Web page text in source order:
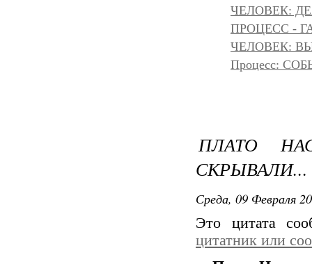
ЧЕЛОВЕК:
ПРОЦЕСС -
ЧЕЛОВЕК:
Процесс:
ПЛАТО
СКРЫВАЛИ...
Среда, 09 Февраля
Это цитата
цитатник или